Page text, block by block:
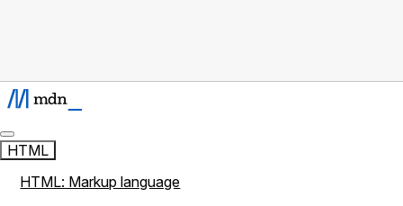
HTML
HTML: Markup language